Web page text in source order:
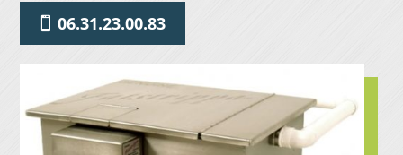
06.31.23.00.83